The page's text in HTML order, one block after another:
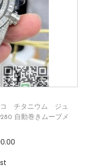
チタニウム ジュ
自動巻きムーブメ